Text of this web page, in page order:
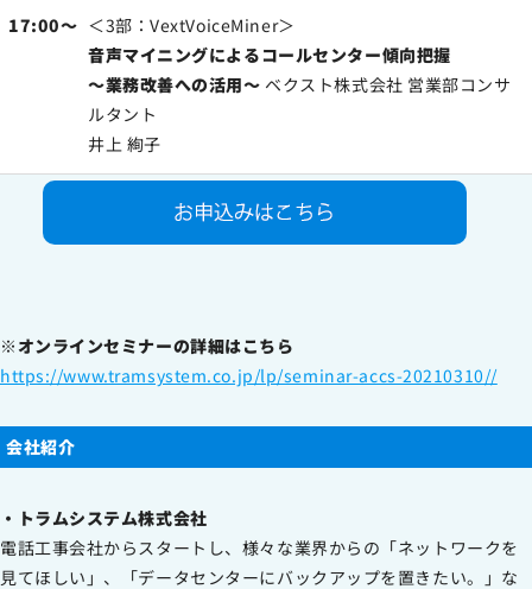
17:00～ ＜3部：VextVoiceMiner＞
音声マイニングによるコールセンター傾向把握
～業務改善への活用～ ベクスト株式会社 営業部コンサ
ルタント
井上 絢子
※オンラインセミナーの詳細はこちら
https://www.tramsystem.co.jp/lp/seminar-accs-20210310//
会社紹介
・トラムシステム株式会社
電話工事会社からスタートし、様々な業界からの「ネットワークを
見てほしい」、「データセンターにバックアップを置きたい。」な